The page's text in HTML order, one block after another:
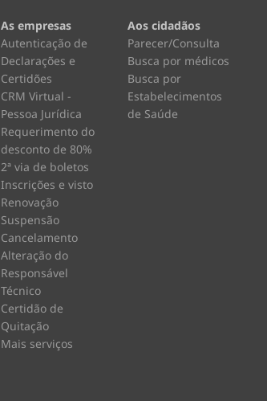
As empresas
Autenticação de
Declarações e
Certidões
CRM Virtual -
Pessoa Jurídica
Requerimento do
desconto de 80%
2ª via de boletos
Inscrições e visto
Renovação
Suspensão
Cancelamento
Alteração do
Responsável
Técnico
Certidão de
Quitação
Mais serviços
Aos cidadãos
Parecer/Consulta
Busca por médicos
Busca por
Estabelecimentos
de Saúde